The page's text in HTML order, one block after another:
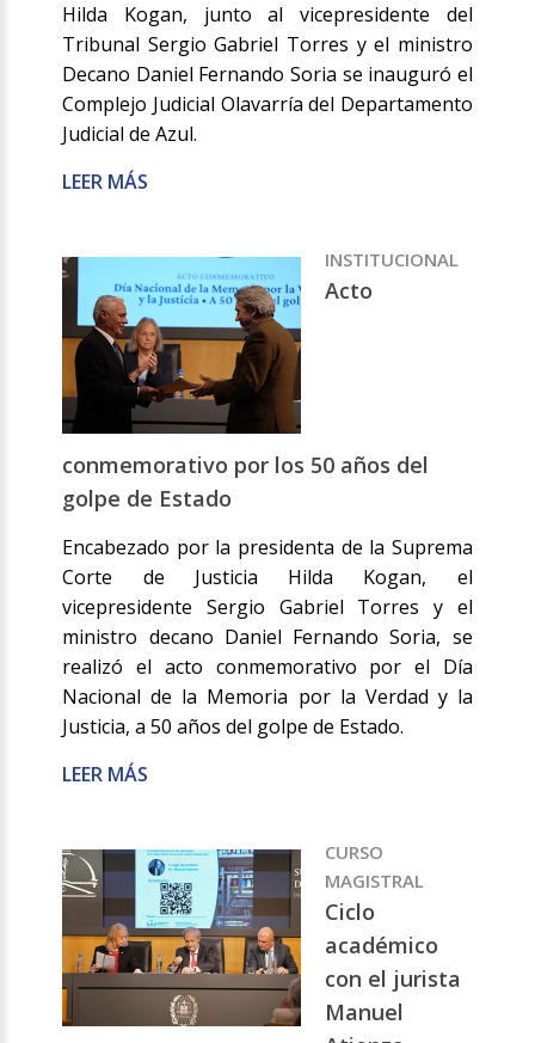
Hilda Kogan, junto al vicepresidente del
Tribunal Sergio Gabriel Torres y el ministro
Decano Daniel Fernando Soria se inauguró el
Complejo Judicial Olavarría del Departamento
Judicial de Azul.
LEER MÁS
INSTITUCIONAL
Acto
conmemorativo por los 50 años del
golpe de Estado
Encabezado por la presidenta de la Suprema
Corte de Justicia Hilda Kogan, el
vicepresidente Sergio Gabriel Torres y el
ministro decano Daniel Fernando Soria, se
realizó el acto conmemorativo por el Día
Nacional de la Memoria por la Verdad y la
Justicia, a 50 años del golpe de Estado.
LEER MÁS
CURSO
MAGISTRAL
Ciclo
académico
con el jurista
Manuel